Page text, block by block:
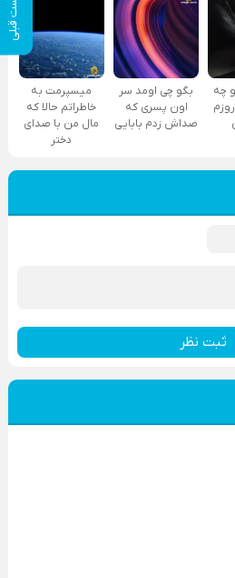
پست قبلی
چه
بگو چی اومد سر
اون پسری که
صداش زدم بابایی
میسپرمت به
خاطراتم حالا که
مال من با صدای
دختر
ثبت نظر